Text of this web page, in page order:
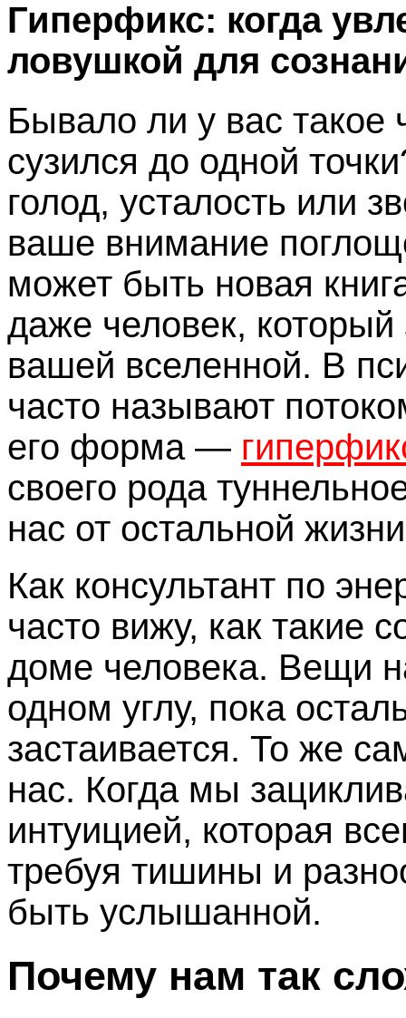
Гиперфикс: когда
ловушкой для
Бывало ли у вас такое
сузился до одной
голод, усталость или
ваше внимание
может быть новая
даже человек,
вашей вселенной. В
часто называют
его форма —
своего рода
нас от остальной
Как консультант по
часто вижу, как такие
доме человека. Вещи
одном углу, пока
застаивается. То же
нас. Когда мы
интуицией, которая
требуя тишины и
быть услышанной.
Почему нам так